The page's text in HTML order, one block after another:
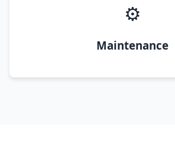
⚙️
Maintenance